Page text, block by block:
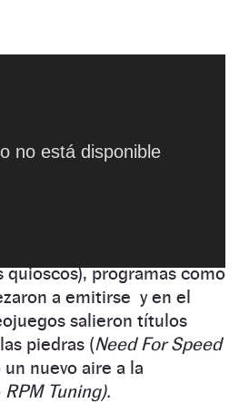
no está disponible
se extendió a
programas como
a emitirse y en el
salieron títulos
piedras (Need For Speed
nuevo aire a la
RPM Tuning).